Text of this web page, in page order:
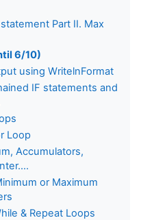
Part II. Max
6/10)
using WritelnFormat
IF statements and
Loop
Accumulators,
or Maximum
& Repeat Loops